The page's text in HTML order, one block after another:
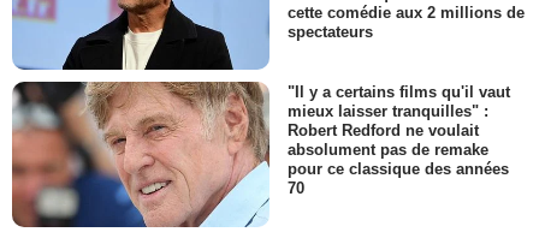
cette comédie aux 2 millions de
spectateurs
"Il y a certains films qu'il vaut
mieux laisser tranquilles" :
Robert Redford ne voulait
absolument pas de remake
pour ce classique des années
70